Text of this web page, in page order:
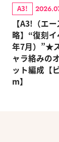
A3!
【A3!（エ
略】“復刻
年7月）”★
ャラ絡みの
ット編成【
m】